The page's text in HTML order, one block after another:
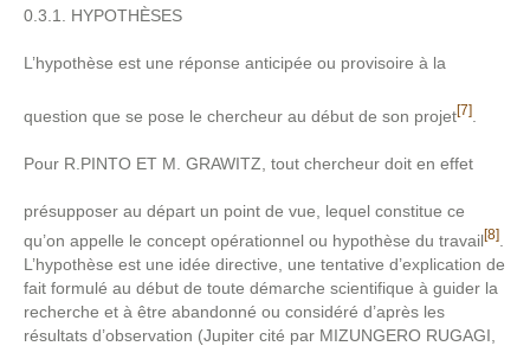
0.3.1. HYPOTHÈSES
L’hypothèse est une réponse anticipée ou provisoire à la
question que se pose le chercheur au début de son projet[7]
Pour R.PINTO ET M. GRAWITZ, tout chercheur doit en effet
présupposer au départ un point de vue, lequel constitue ce
qu’on appelle le concept opérationnel ou hypothèse du travail[8]
L’hypothèse est une idée directive, une tentative d’explication de
fait formulé au début de toute démarche scientifique à guider la
recherche et à être abandonné ou considéré d’après les
résultats d’observation (Jupiter cité par MIZUNGERO RUGAGI,